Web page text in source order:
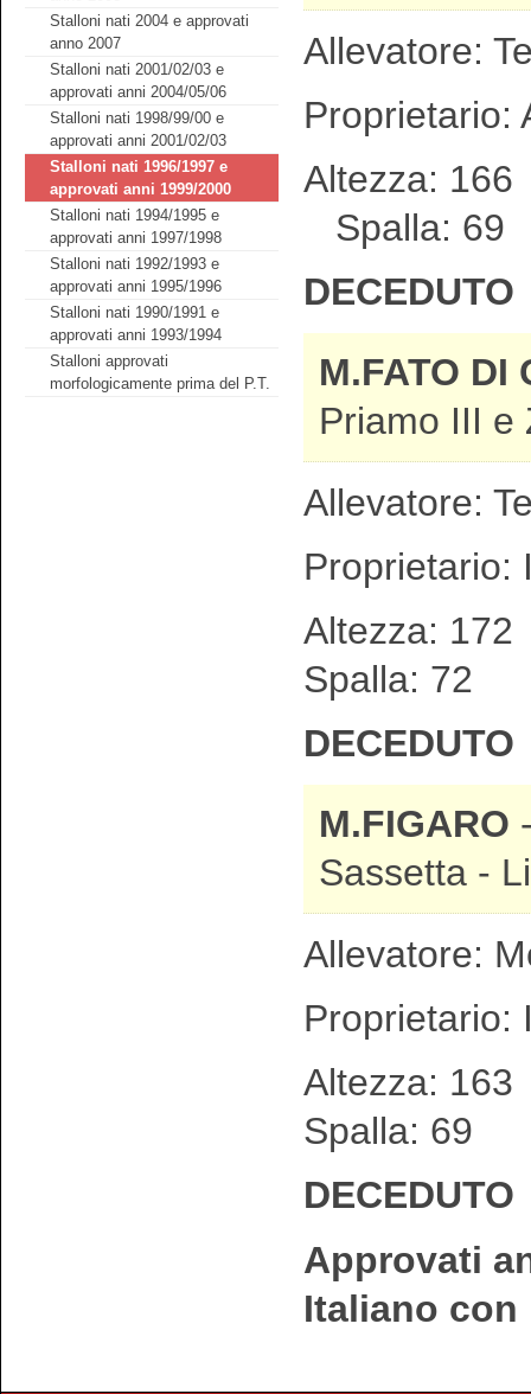
Stalloni nati 2004 e approvati
anno 2007
Stalloni nati 2001/02/03 e
approvati anni 2004/05/06
Stalloni nati 1998/99/00 e
approvati anni 2001/02/03
Stalloni nati 1996/1997 e
approvati anni 1999/2000
Stalloni nati 1994/1995 e
approvati anni 1997/1998
Stalloni nati 1992/1993 e
approvati anni 1995/1996
Stalloni nati 1990/1991 e
approvati anni 1993/1994
Stalloni approvati
morfologicamente prima del P.T.
Allevatore:
Proprietario:
Altezza:
Spalla: 69
DECEDUTO
M.FATO DI
Priamo III
Allevatore:
Proprietario:
Altezza:
Spalla: 72
DECEDUTO
M.FIGARO
Sassetta -
Allevatore:
Proprietario:
Altezza:
Spalla: 69
DECEDUTO
Approvati
Italiano con